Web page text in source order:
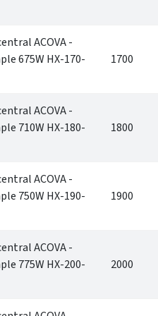
ACOVA -
675W HX-170-
1700
ACOVA -
710W HX-180-
1800
ACOVA -
750W HX-190-
1900
ACOVA -
775W HX-200-
2000